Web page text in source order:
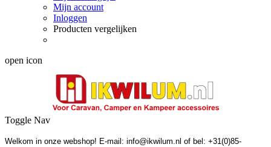
Mijn account
Inloggen
Producten vergelijken
open icon
Toggle Nav
Welkom in onze webshop! E-mail: info@ikwilum.nl of bel: +31(0)85-